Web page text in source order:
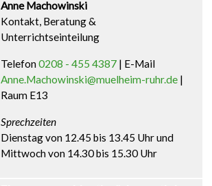
Anne Machowinski
Kontakt, Beratung &
Unterrichtseinteilung
Telefon0208 - 455 4387 | E-Mail
Anne.Machowinski@muelheim-ruhr.de |
Raum E13
Sprechzeiten
Dienstag von 12.45 bis 13.45 Uhr und
Mittwoch von 14.30 bis 15.30 Uhr